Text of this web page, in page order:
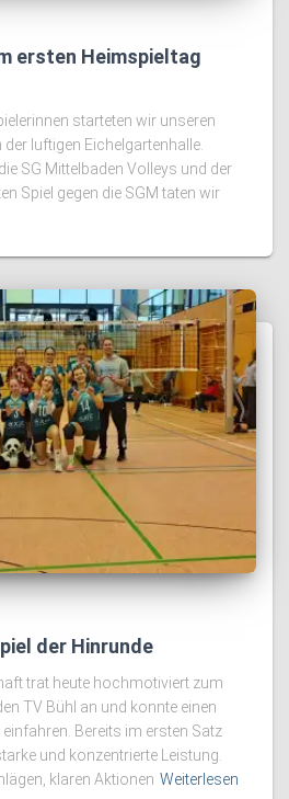
ersten Heimspieltag
starteten wir unseren
luftigen Eichelgartenhalle.
SG Mittelbaden Volleys und der
Spiel gegen die SGM taten wir
der Hinrunde
trat heute hochmotiviert zum
TV Bühl an und konnte einen
Bereits im ersten Satz
und konzentrierte Leistung.
klaren Aktionen Weiterlesen